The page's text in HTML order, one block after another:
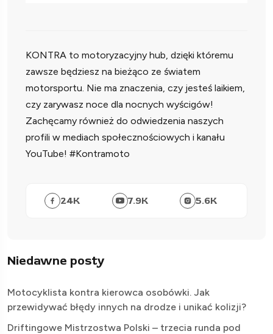
KONTRA to motoryzacyjny hub, dzięki któremu
zawsze będziesz na bieżąco ze światem
motorsportu. Nie ma znaczenia, czy jesteś laikiem,
czy zarywasz noce dla nocnych wyścigów!
Zachęcamy również do odwiedzenia naszych
profili w mediach społecznościowych i kanału
YouTube! #Kontramoto
24K 7.9K 5.6K
Niedawne posty
Motocyklista kontra kierowca osobówki. Jak
przewidywać błędy innych na drodze i unikać kolizji?
Driftingowe Mistrzostwa Polski – trzecia runda pod